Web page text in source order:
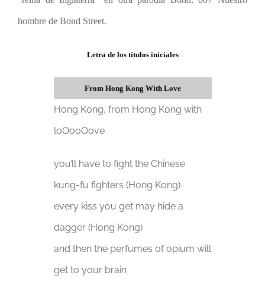
hombre de Bond Street.
Letra de los títulos iniciales
From Hong Kong With Love
Hong Kong, from Hong Kong with
loOooOove
you’ll have to fight the Chinese
kung-fu fighters (Hong Kong)
every kiss you get may hide a
dagger (Hong Kong)
and then the perfumes of opium will
get to your brain